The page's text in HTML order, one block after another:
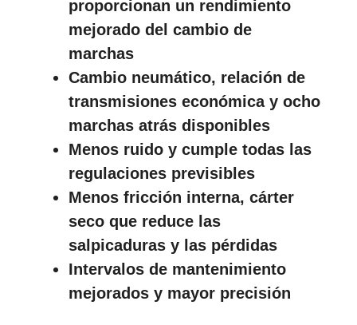
proporcionan un rendimiento
mejorado del cambio de
marchas
Cambio neumático, relación de
transmisiones económica y ocho
marchas atrás disponibles
Menos ruido y cumple todas las
regulaciones previsibles
Menos fricción interna, cárter
seco que reduce las
salpicaduras y las pérdidas
Intervalos de mantenimiento
mejorados y mayor precisión